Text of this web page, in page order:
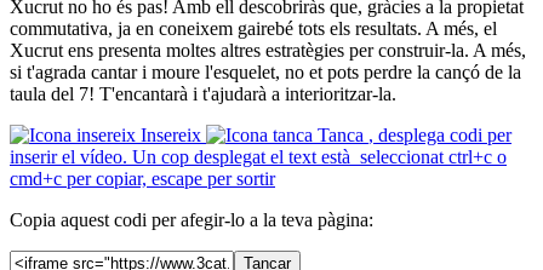
Xucrut no ho és pas! Amb ell descobriràs que, gràcies a la propietat
commutativa, ja en coneixem gairebé tots els resultats. A més, el
Xucrut ens presenta moltes altres estratègies per construir-la. A més,
si t'agrada cantar i moure l'esquelet, no et pots perdre la cançó de la
taula del 7! T'encantarà i t'ajudarà a interioritzar-la.
Insereix
Tanca , desplega codi per
inserir el vídeo. Un cop desplegat el text està seleccionat ctrl+c o
cmd+c per copiar, escape per sortir
Copia aquest codi per afegir-lo a la teva pàgina:
Tancar